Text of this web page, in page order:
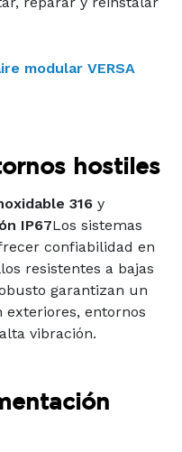
modular VERSA
hostiles
316 y
IP67Los sistemas
confiabilidad en
resistentes a bajas
garantizan un
exteriores, entornos
vibración.